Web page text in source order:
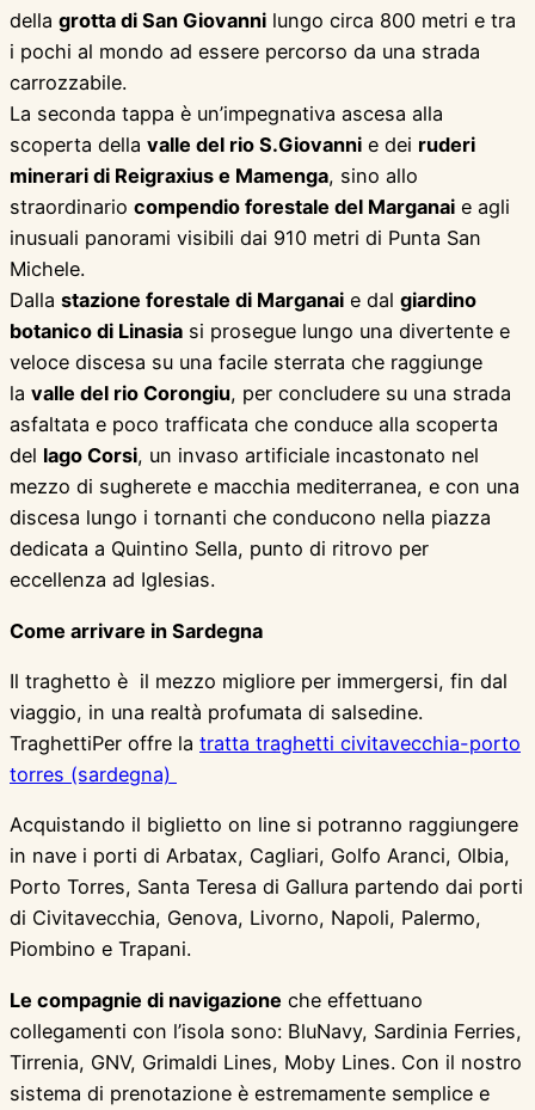
della grotta di San Giovanni lungo circa 800 metri e tra
i pochi al mondo ad essere percorso da una strada
carrozzabile.
La seconda tappa è un’impegnativa ascesa alla
scoperta della valle del rio S.Giovanni e dei ruderi
minerari di Reigraxius e Mamenga, sino allo
straordinario compendio forestale del Marganai e agli
inusuali panorami visibili dai 910 metri di Punta San
Michele.
Dalla stazione forestale di Marganai e dal giardino
botanico di Linasia si prosegue lungo una divertente e
veloce discesa su una facile sterrata che raggiunge
la valle del rio Corongiu, per concludere su una strada
asfaltata e poco trafficata che conduce alla scoperta
del lago Corsi, un invaso artificiale incastonato nel
mezzo di sugherete e macchia mediterranea, e con una
discesa lungo i tornanti che conducono nella piazza
dedicata a Quintino Sella, punto di ritrovo per
eccellenza ad Iglesias.
Come arrivare in Sardegna
Il traghetto è il mezzo migliore per immergersi, fin dal
viaggio, in una realtà profumata di salsedine.
TraghettiPer offre la tratta traghetti civitavecchia-porto
torres (sardegna)
Acquistando il biglietto on line si potranno raggiungere
in nave i porti di Arbatax, Cagliari, Golfo Aranci, Olbia,
Porto Torres, Santa Teresa di Gallura partendo dai porti
di Civitavecchia, Genova, Livorno, Napoli, Palermo,
Piombino e Trapani.
Le compagnie di navigazione che effettuano
collegamenti con l’isola sono: BluNavy, Sardinia Ferries,
Tirrenia, GNV, Grimaldi Lines, Moby Lines. Con il nostro
sistema di prenotazione è estremamente semplice e